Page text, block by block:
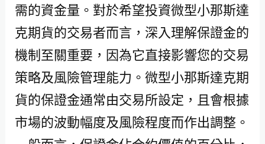
需的資金量。對於希望投資微型小那斯達
克期貨的交易者而言，深入理解保證金的
機制至關重要，因為它直接影響您的交易
策略及風險管理能力。微型小那斯達克期
貨的保證金通常由交易所設定，且會根據
市場的波動幅度及風險程度而作出調整。